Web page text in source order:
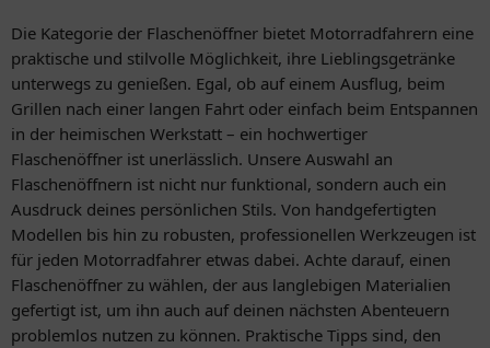
Die Kategorie der Flaschenöffner bietet Motorradfahrern eine
praktische und stilvolle Möglichkeit, ihre Lieblingsgetränke
unterwegs zu genießen. Egal, ob auf einem Ausflug, beim
Grillen nach einer langen Fahrt oder einfach beim Entspannen
in der heimischen Werkstatt – ein hochwertiger
Flaschenöffner ist unerlässlich. Unsere Auswahl an
Flaschenöffnern ist nicht nur funktional, sondern auch ein
Ausdruck deines persönlichen Stils. Von handgefertigten
Modellen bis hin zu robusten, professionellen Werkzeugen ist
für jeden Motorradfahrer etwas dabei. Achte darauf, einen
Flaschenöffner zu wählen, der aus langlebigen Materialien
gefertigt ist, um ihn auch auf deinen nächsten Abenteuern
problemlos nutzen zu können. Praktische Tipps sind, den